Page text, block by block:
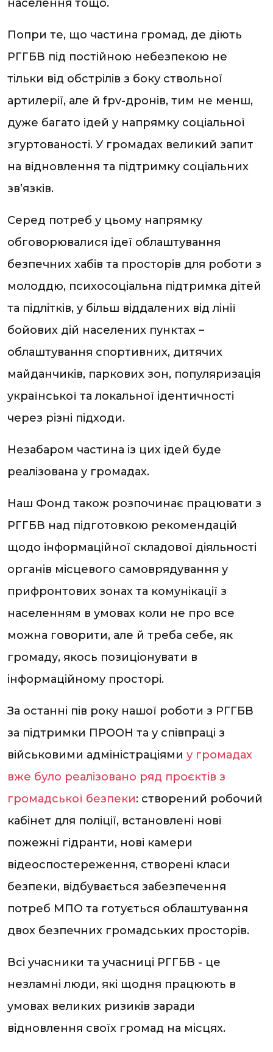
населення тощо.
Попри те, що частина громад, де діють
РГГБВ під постійною небезпекою не
тільки від обстрілів з боку ствольної
артилерії, але й fpv-дронів, тим не менш,
дуже багато ідей у напрямку соціальної
згуртованості. У громадах великий запит
на відновлення та підтримку соціальних
зв’язків.
Серед потреб у цьому напрямку
обговорювалися ідеї облаштування
безпечних хабів та просторів для роботи з
молоддю, психосоціальна підтримка дітей
та підлітків, у більш віддалених від лінії
бойових дій населених пунктах –
облаштування спортивних, дитячих
майданчиків, паркових зон, популяризація
української та локальної ідентичності
через різні підходи.
Незабаром частина із цих ідей буде
реалізована у громадах.
Наш Фонд також розпочинає працювати з
РГГБВ над підготовкою рекомендацій
щодо інформаційної складової діяльності
органів місцевого самоврядування у
прифронтових зонах та комунікації з
населенням в умовах коли не про все
можна говорити, але й треба себе, як
громаду, якось позиціонувати в
інформаційному просторі.
За останні пів року нашої роботи з РГГБВ
за підтримки ПРООН та у співпраці з
військовими адміністраціями у громадах
вже було реалізовано ряд проєктів з
громадської безпеки: створений робочий
кабінет для поліції, встановлені нові
пожежні гідранти, нові камери
відеоспостереження, створені класи
безпеки, відбувається забезпечення
потреб МПО та готується облаштування
двох безпечних громадських просторів.
Всі учасники та учасниці РГГБВ - це
незламні люди, які щодня працюють в
умовах великих ризиків заради
відновлення своїх громад на місцях.